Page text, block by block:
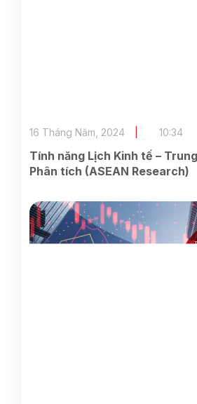
Tính năng Lịch Kinh tế –
Phân tích (ASEAN Research)
16 Tháng Năm, 2024 10:34